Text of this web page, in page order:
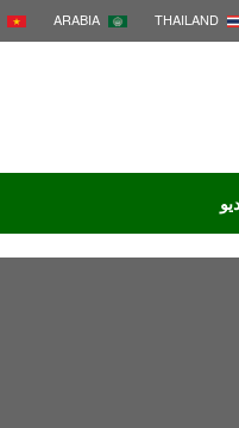
THAILAND
ARABIA